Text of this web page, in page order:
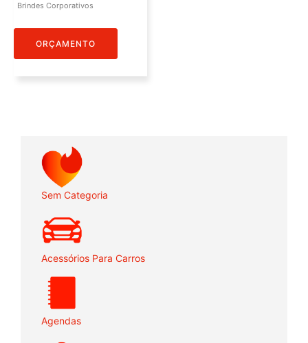
Sem Categoria
Acessórios Para Carros
Agendas
Brindes Corporativos
ORÇAMENTO